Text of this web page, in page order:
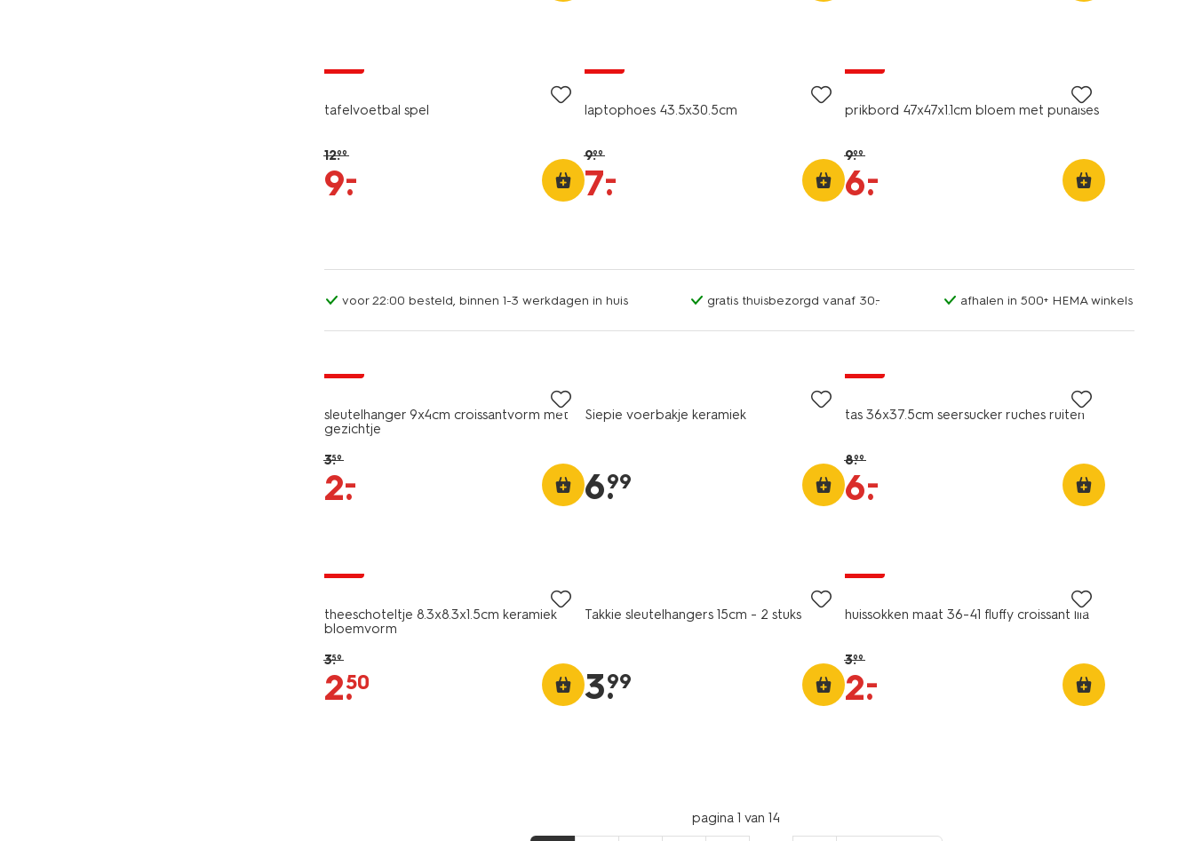
tafelvoetbal spel
12.99
9.
–
laptophoes 43.5x30.5cm
9.99
7.
–
prikbord 47x47x1.1cm bloem met punaises
9.99
6.
–
voor 22:00 besteld, binnen 1-3 werkdagen in huis gratis thuisbezorgd vanaf 30.- afhalen in 500+ HEMA winkels
sleutelhanger 9x4cm croissantvorm met
gezichtje
3.59
2.
–
Siepie voerbakje keramiek
6.
99
tas 36x37.5cm seersucker ruches ruiten
8.99
6.
–
theeschoteltje 8.3x8.3x1.5cm keramiek
bloemvorm
3.59
2.
50
Takkie sleutelhangers 15cm - 2 stuks
3.
99
huissokken maat 36-41 fluffy croissant lila
3.99
2.
–
pagina 1 van 14